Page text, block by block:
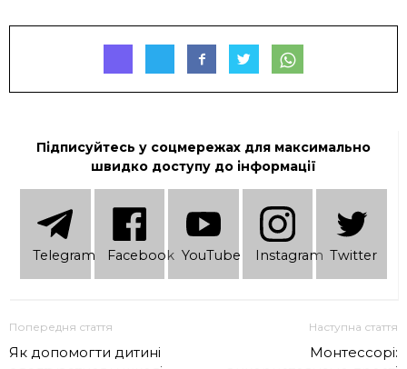
Підписуйтесь у соцмережах для максимально
швидко доступу до інформації
Telеgram Facebook YouTube Instagram Twitter
Попередня стаття
Як допомогти дитині
Наступна стаття
Монтессорі: